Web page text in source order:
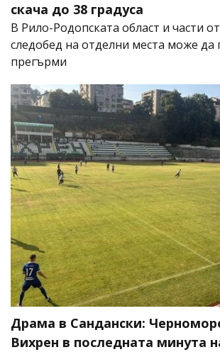
скача до 38 градуса
В Рило-Родопската област и части
следобед на отделни места може да
прегърми
Драма в Сандански:
Вихрен в последната минута